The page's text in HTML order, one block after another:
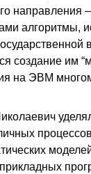
направления
алгоритмы,
создание им
на ЭВМ